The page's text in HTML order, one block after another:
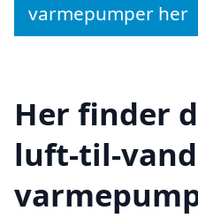
varmepumper her
Her finder
luft-til-vand